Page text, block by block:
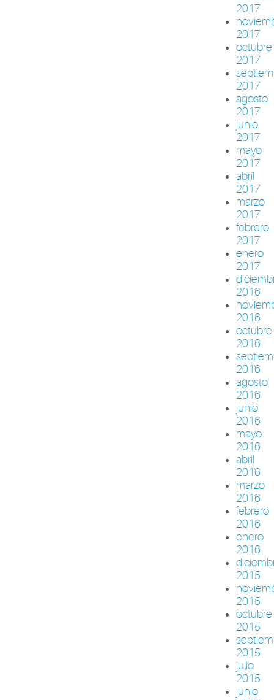
2017
2017
octubre
2017
2017
agosto
2017
junio
2017
mayo
2017
abril
2017
marzo
2017
febrero
2017
enero
2017
2016
2016
octubre
2016
2016
agosto
2016
junio
2016
mayo
2016
abril
2016
marzo
2016
febrero
2016
enero
2016
2015
2015
octubre
2015
2015
julio
2015
junio